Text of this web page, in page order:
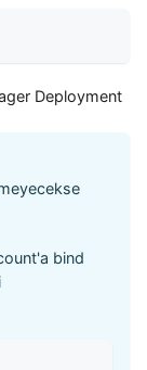
Deployment
bind